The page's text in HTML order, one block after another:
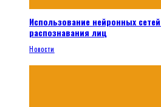
Использование нейронных
распознавания лиц
Новости